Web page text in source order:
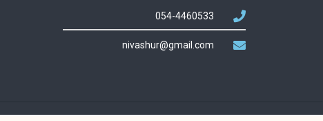
054-4460533
nivashur@gmail.com